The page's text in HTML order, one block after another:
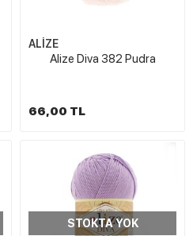
ALİZE
Alize Diva 382 Pudra
66,00 TL
STOKTA YOK